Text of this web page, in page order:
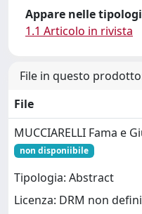
Appare nelle
1.1 Articolo in rivista
File in questo
File
MUCCIARELLI Fama e
non disponiibile
Tipologia: Abstract
Licenza: DRM non